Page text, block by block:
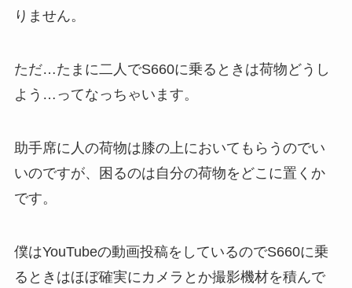
りません。
ただ…たまに二人でS660に乗るときは荷物どうし
よう…ってなっちゃいます。
助手席に人の荷物は膝の上においてもらうのでい
いのですが、困るのは自分の荷物をどこに置くか
です。
僕はYouTubeの動画投稿をしているのでS660に乗
るときはほぼ確実にカメラとか撮影機材を積んで